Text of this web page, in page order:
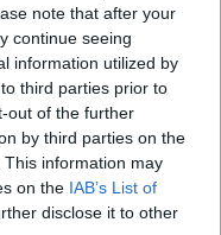
note that after your
continue seeing
information utilized by
third parties prior to
out of the further
by third parties on the
This information may
on the IAB’s List of
disclose it to other